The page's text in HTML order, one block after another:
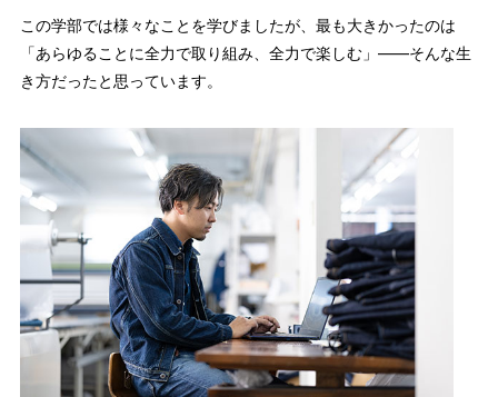
この学部では様々なことを学びましたが、最も大きかったのは
「あらゆることに全力で取り組み、全力で楽しむ」――そんな生
き方だったと思っています。